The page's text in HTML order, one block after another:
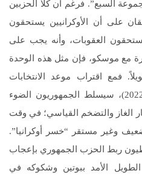
السبع”. فرغم أن كلا الحزبين
على أن الأوكرانيين يستحقون
العقوبات، وأنه يجب على
مع موسكو، فإن مثل هذه الوحدة
فمع اقتراب موعد الانتخابات
النصفية (تشرين الثاني/نوفمبر 2022)، سيسلط الجمهوريون الضوء
الغاز والتضخم القياسي؛ في وقت
وغير مستقر “خسر أوكرانيا”.
ربط الحزب الجمهوري بإعجاب
الأمد ببوتين وشكوكه في